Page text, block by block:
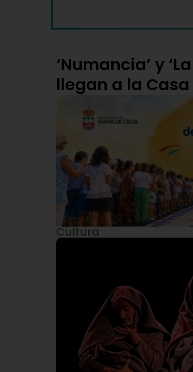
‘Numancia’ y
llegan a la
Cultura